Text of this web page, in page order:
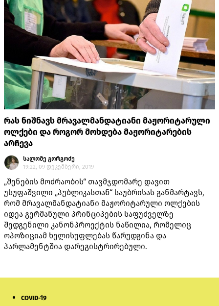
რას ნიშნავს მრავალმანდატიანი მაჟორიტარული
ოლქები და როგორ მოხდება მაჟორიტარების
არჩევა
სალომე გორგოძე
19:22, 09 დეკემბერი, 2019
„შენების მოძრაობის“ თავმჯდომარე დავით
უსუფაშვილი „პუბლიკასთან“ საუბრისას განმარტავს,
რომ მრავალმანდატიანი მაჟორიტარული ოლქების
იდეა გერმანული პრინციპების საფუძველზე
შედგენილი კანონპროექტის ნაწილია, რომელიც
ოპოზიციამ ხელისუფლებას წარუდგინა და
პარლამენტშია დარეგისტრირებული.
COVID-19